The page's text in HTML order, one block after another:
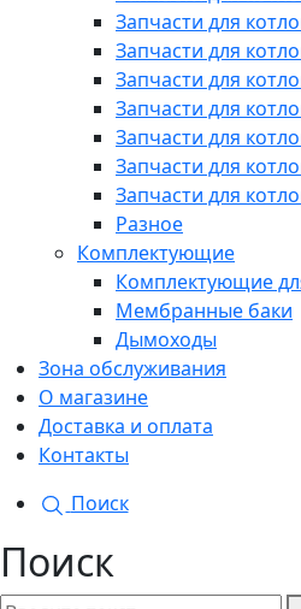
Запчасти для
Запчасти для
Запчасти для
Запчасти для
Запчасти для
Запчасти для
Запчасти для
Разное
Комплектующие
Комплектующие
Мембранные баки
Дымоходы
Зона обслуживания
О магазине
Доставка и оплата
Контакты
Поиск
Поиск